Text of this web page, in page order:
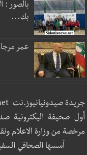
بالصور :
بك...
عمر
جريدة صيدونيانيوز.نت www.sidonianews.net
مرخصة من وزارة الاعلام
أسسها الصحافي